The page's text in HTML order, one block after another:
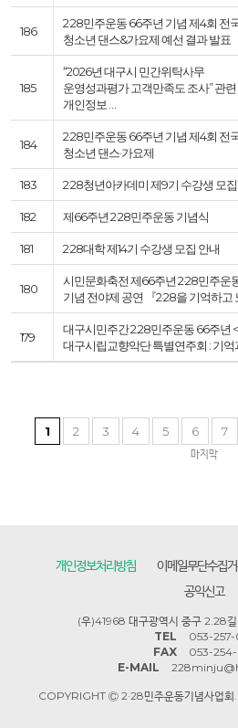
186
2·28민주운동 66주년 기념 제4회 전
청소년 댄스&가요제 예선 결과 발표
185
“2026년 대구시 민간위탁사무
운영성과평가 고객만족도 조사” 관련
개인정보 …
184
2·28민주운동 66주년 기념 제4회 전
청소년 댄스·가요제
183 2·28청년아카데미 제9기 수강생 모집
182 제66주년 2·28민주운동 기념식
181 2·28대학 제14기 수강생 모집 안내
180
시민문화축전 제66주년 2·28민주운
기념 전야제 공연 『2·28을 기억하고
179
대구시민주간 2.28민주운동 66주년 <
대구시립교향악단 특별연주회 : 기억
1 2 3 4 5 6 7
마지막
개인정보처리방침 이메일무단수집
공익신고
(우)41968 대구광역시 중구 2.28
TEL
053-
FAX
053-
E-MAIL
COPYRIGHT Ⓒ 2·28민주운동기념사업